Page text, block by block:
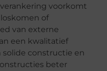
voorkomt
of
van externe
een kwalitatief
solide constructie en
beter